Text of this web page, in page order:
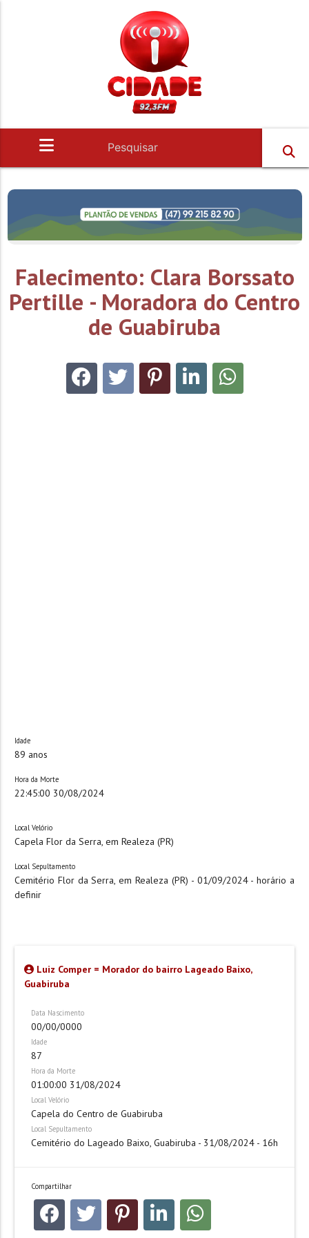
Falecimento: Clara Borssato
Pertille - Moradora do Centro
de Guabiruba
Idade
89 anos
Hora da Morte
22:45:00 30/08/2024
Local Velório
Capela Flor da Serra, em Realeza (PR)
Local Sepultamento
Cemitério Flor da Serra, em Realeza (PR) - 01/09/2024 - horário a
definir
Luiz Comper = Morador do bairro Lageado Baixo,
Guabiruba
Data Nascimento
00/00/0000
Idade
87
Hora da Morte
01:00:00 31/08/2024
Local Velório
Capela do Centro de Guabiruba
Local Sepultamento
Cemitério do Lageado Baixo, Guabiruba - 31/08/2024 - 16h
Compartilhar